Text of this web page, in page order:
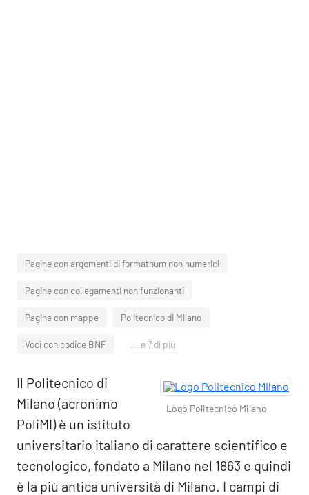
Pagine con argomenti di formatnum non numerici
Pagine con collegamenti non funzionanti
Pagine con mappe Politecnico di Milano
Voci con codice BNF ... e 7 di più
Logo Politecnico Milano
Il Politecnico di
Milano (acronimo
PoliMI) è un istituto
universitario italiano di carattere scientifico e
tecnologico, fondato a Milano nel 1863 e quindi
è la più antica università di Milano. I campi di